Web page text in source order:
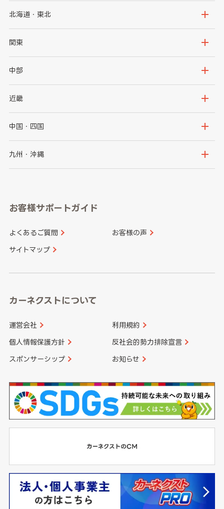
北海道・東北
北海道
岩手県
秋田県
関東
茨城県
群馬県
千葉県
中部
新潟県
石川県
山梨県
愛知県
近畿
大阪府
京都府
和歌山県
中国・四国
鳥取県
山口県
香川県 愛媛県
九州・沖縄
長崎県
大分県 宮崎県
お客様サポートガイド
よくあるご質問 お客様の声
サイトマップ
カーネクストについて
運営会社 利用規約
個人情報保護方針 反社会的勢力排除宣言
スポンサーシップ お知らせ